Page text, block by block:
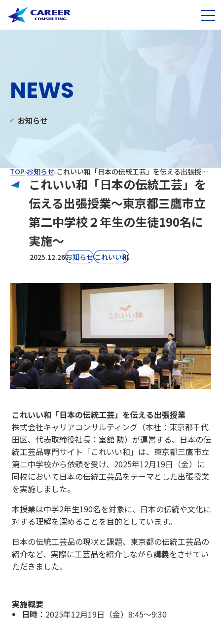
NEWS
お知らせ
TOP お知らせ これいい和「日本の伝統工芸」を伝える出張授業～東京都三鷹市立第二中学校２年生の生徒190名に実施～
これいい和「日本の伝統工芸」を
伝える出張授業～東京都三鷹市立
第二中学校２年生の生徒190名に
実施～
2025.12.26お知らせこれいい和
これいい和「日本の伝統工芸」を伝える出張授業
株式会社キャリアコンサルティング（本社：東京都千代
田区、代表取締役社長：室舘 勲）が運営する、日本の伝
統工芸品専門サイト「これいい和」は、東京都三鷹市立
第二中学校から依頼を受け、2025年12月19日（金）に
同校において日本の伝統工芸品をテーマとした出張授業
を実施しました。
本授業は中学2年生190名を対象に、日本の伝統や文化に
対する理解を深めることを目的としています。
日本の伝統工芸品の現状と課題、東京都の伝統工芸品の
紹介など、実際に工芸品を紹介しながら講義をさせてい
ただきました。
実施概要
日時 ：2025年12月19日（金）8:45～9:30